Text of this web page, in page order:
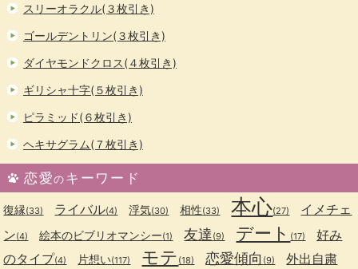
スリーオラクル(３枚引き)
ゴールデントリン(３枚引き)
ダイヤモンドクロス(４枚引き)
ギリシャ十字(５枚引き)
ピラミッド(６枚引き)
ヘキサグラム(７枚引き)
恋愛のキーワード
復縁(33) ライバル(4) 浮気(30) 相性(33) 本心(27)
イメチェ
ン(4) 絵本のビブリオマンシー(1) 友達 (9) デート (17)
好み
のタイプ(4) 片想い(117) モテ (18) 恋愛傾向 (9) 外出自粛